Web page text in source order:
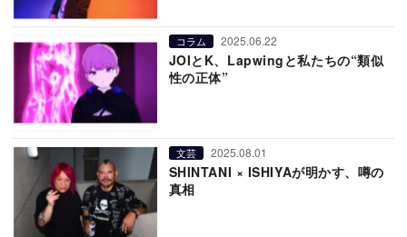
コラム 2025.06.22
JOIとK、Lapwingと私たちの“類似
性の正体”
文芸 2025.08.01
SHINTANI × ISHIYAが明かす、噂の
真相